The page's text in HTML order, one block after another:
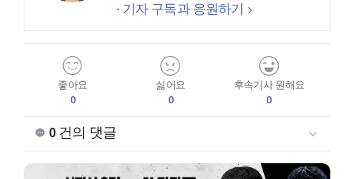
기자 구독과 응원하기
좋아요
0
싫어요
0
후속기사 원해요
0
0건의 댓글